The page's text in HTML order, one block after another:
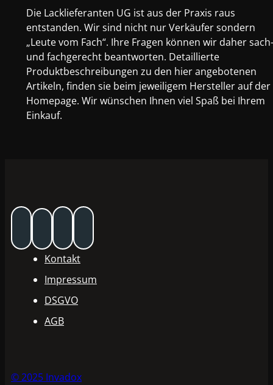
Die Lacklieferanten UG ist aus der Praxis raus
entstanden. Wir sind nicht nur Verkäufer sondern
„Leute vom Fach“. Ihre Fragen können wir daher sach-
und fachgerecht beantworten. Detaillierte
Produktbeschreibungen zu den hier angebotenen
Artikeln, finden sie beim jeweiligem Hersteller auf der
Homepage. Wir wünschen Ihnen viel Spaß bei Ihrem
Einkauf.
Kontakt
Impressum
DSGVO
AGB
© 2025 Invadox